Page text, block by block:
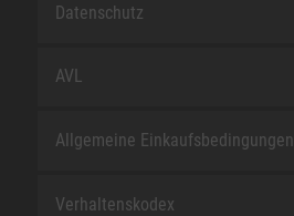
Datenschutz
AVL
Allgemeine Einkaufsbedingungen
Verhaltenskodex